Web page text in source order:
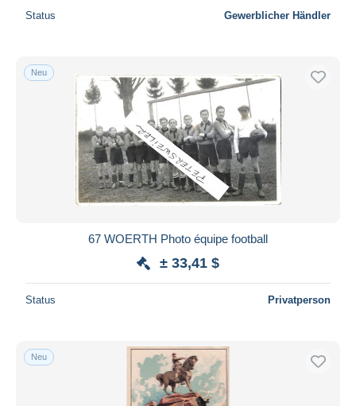
Status Gewerblicher Händler
Neu
67 WOERTH Photo équipe football
± 33,41 $
Status Privatperson
Neu